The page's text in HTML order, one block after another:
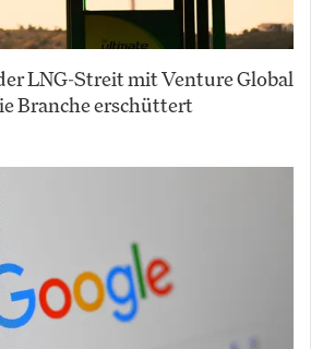
LNG-Streit mit Venture Global
Branche erschüttert